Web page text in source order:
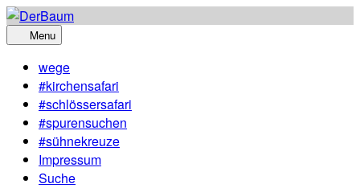
Skip
to
Menu
wege
#kirchensafari
#schlössersafari
#spurensuchen
#sühnekreuze
Impressum
Suche